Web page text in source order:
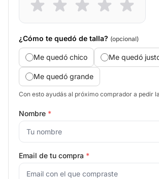
¿Cómo te quedó de talla? (opcional)
Me quedó chico Me quedó
Me quedó grande
Con esto ayudás al próximo comprador a pedir
Nombre *
Email de tu compra *